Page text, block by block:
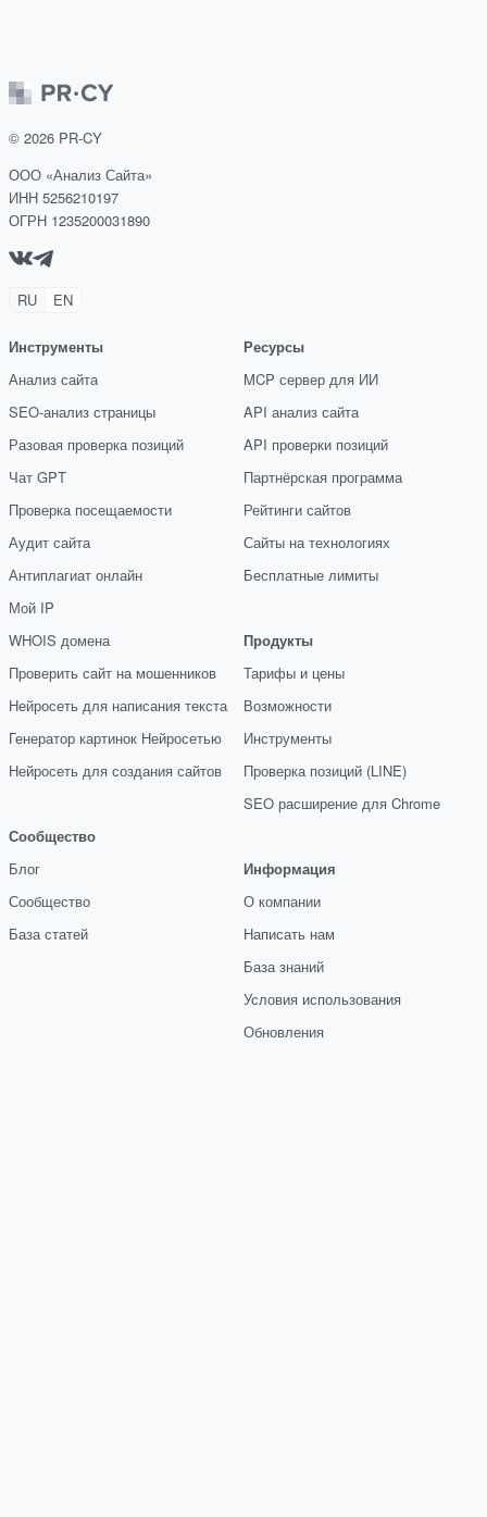
© 2026 PR-CY
ООО «Анализ Сайта»
ИНН 5256210197
ОГРН 1235200031890
RU EN
Инструменты
Анализ сайта
SEO-анализ страницы
Разовая проверка позиций
Чат GPT
Проверка посещаемости
Аудит сайта
Антиплагиат онлайн
Мой IP
WHOIS домена
Проверить сайт на мошенников
Нейросеть для написания текста
Генератор картинок Нейросетью
Нейросеть для создания сайтов
Сообщество
Блог
Сообщество
База статей
Ресурсы
MCP сервер для ИИ
API анализ сайта
API проверки позиций
Партнёрская программа
Рейтинги сайтов
Сайты на технологиях
Бесплатные лимиты
Продукты
Тарифы и цены
Возможности
Инструменты
Проверка позиций (LINE)
SEO расширение для Chrome
Информация
О компании
Написать нам
База знаний
Условия использования
Обновления